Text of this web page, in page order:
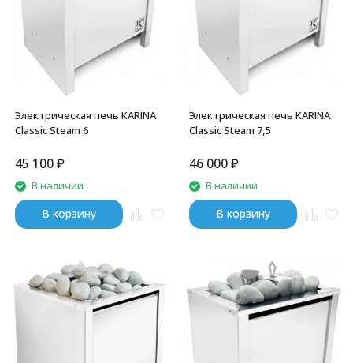
Электрическая печь KARINA
Classic Steam 6
45 100₽
В наличии
В корзину
Электрическая печь KARINA
Classic Steam 7,5
46 000₽
В наличии
В корзину